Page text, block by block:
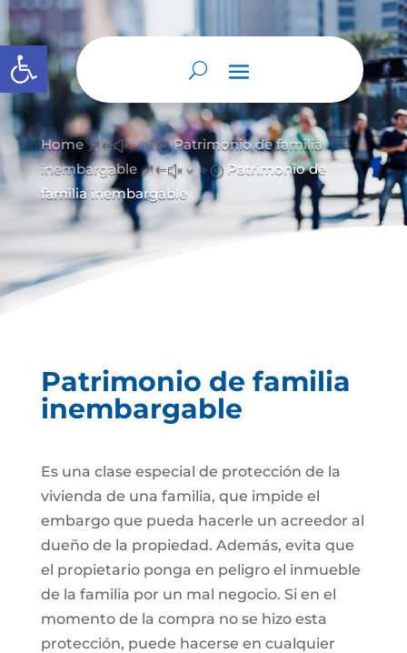
Abrir barra de herramientas
Home &#x39; Patrimonio de familia
inembargable &#x39; Patrimonio de
familia inembargable
Patrimonio de familia
inembargable
Es una clase especial de protección de la
vivienda de una familia, que impide el
embargo que pueda hacerle un acreedor al
dueño de la propiedad. Además, evita que
el propietario ponga en peligro el inmueble
de la familia por un mal negocio. Si en el
momento de la compra no se hizo esta
protección, puede hacerse en cualquier